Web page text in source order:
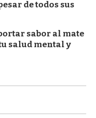
de todos sus
sabor al mate
salud mental y